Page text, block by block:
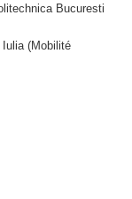
Bucuresti
(Mobilité